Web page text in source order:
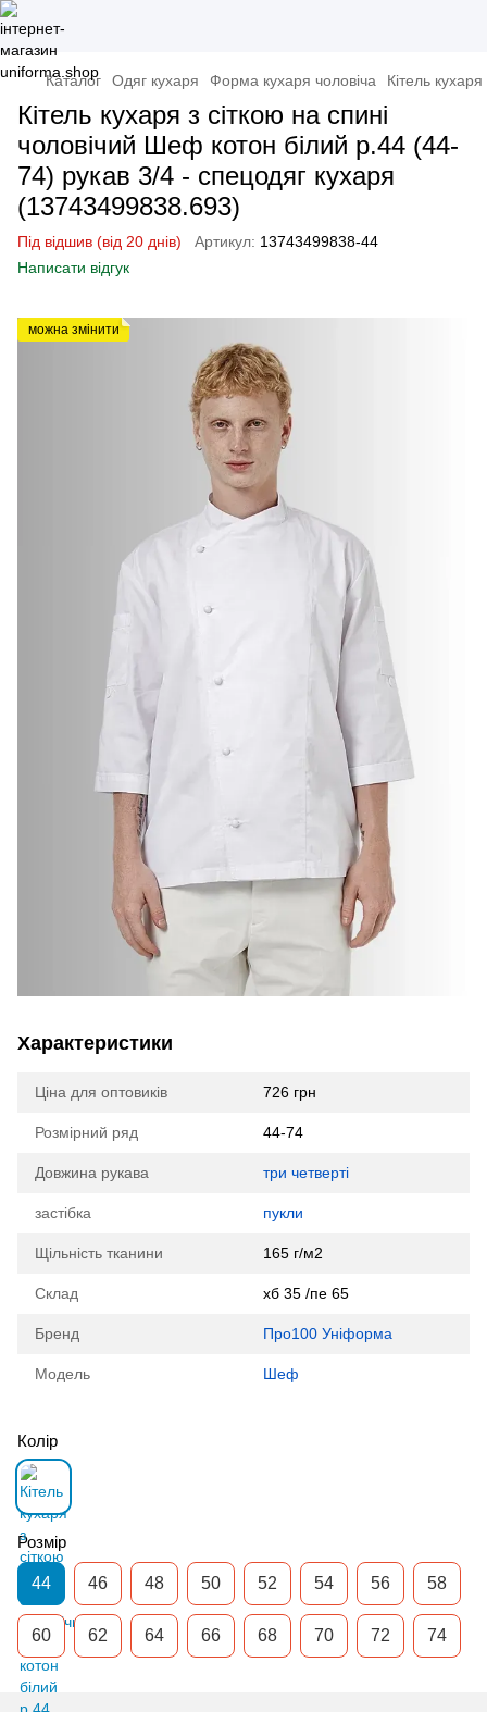
Каталог Одяг кухаря Форма кухаря чоловіча Кітель
Кітель кухаря з сіткою на спині
чоловічий Шеф котон білий р.44 (44-
74) рукав 3/4 - спецодяг кухаря
(13743499838.693)
Під відшив (від 20 днів) Артикул: 13743499838-44
Написати відгук
можна змінити
Характеристики
Ціна для оптовиків 726 грн
Розмірний ряд 44-74
Довжина рукава три четверті
застібка пукли
Щільність тканини 165 г/м2
Склад хб 35 /пе 65
Бренд Про100 Уніформа
Модель Шеф
Колір
Розмір
44 46 48 50 52 54 56 58
60 62 64 66 68 70 72 74